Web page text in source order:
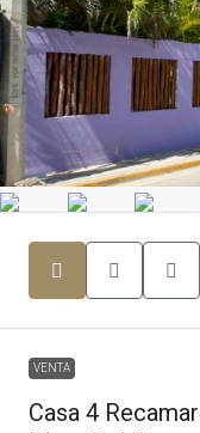
VENTA
Casa 4